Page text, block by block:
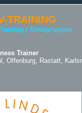
TRAINING
/ Kleingruppen
Trainer
Offenburg, Rastatt,